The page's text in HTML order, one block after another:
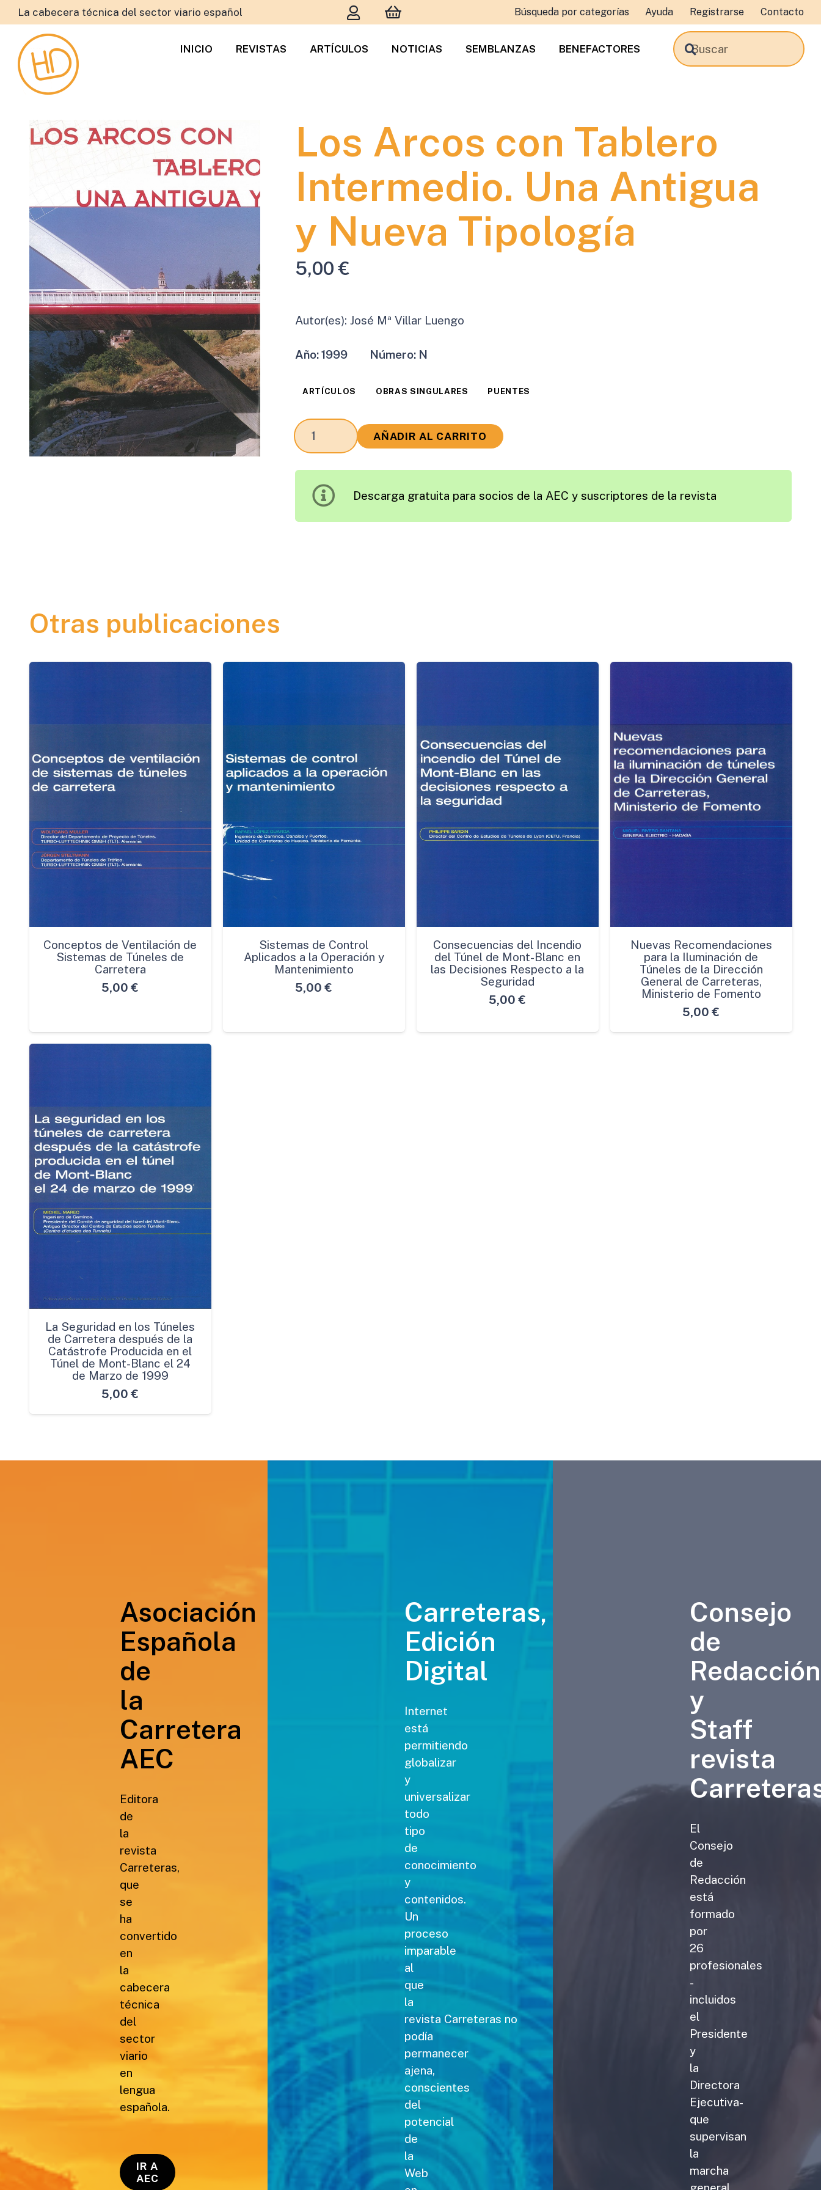
La cabecera técnica del sector viario español Búsqueda por categorías Ayuda Registrarse Contacto
INICIO REVISTAS ARTÍCULOS NOTICIAS SEMBLANZAS BENEFACTORES
Los Arcos con Tablero
Intermedio. Una Antigua
y Nueva Tipología
5,00€
Autor(es): José Mª Villar Luengo
Año:1999 Número: N
ARTÍCULOS OBRAS SINGULARES PUENTES
Los
Arcos
Intermedio.
AÑADIR AL CARRITO
Descarga gratuita para socios de la AEC y suscriptores de la revista
Otras publicaciones
Conceptos de Ventilación de
Sistemas de Túneles de
Carretera
5,00 €
Sistemas de Control
Aplicados a la Operación y
Mantenimiento
5,00 €
Consecuencias del Incendio
del Túnel de Mont-Blanc en
las Decisiones Respecto a la
Seguridad
5,00 €
Nuevas Recomendaciones
para la Iluminación de
Túneles de la Dirección
General de Carreteras,
Ministerio de Fomento
5,00 €
La Seguridad en los Túneles
de Carretera después de la
Catástrofe Producida en el
Túnel de Mont-Blanc el 24
de Marzo de 1999
5,00 €
Asociación
Española
de
la
Carretera
AEC
Editora
de
la
revista
Carreteras,
que
se
ha
convertido
en
la
cabecera
técnica
del
sector
viario
en
lengua
española.
IR A
AEC
Carreteras,
Edición
Digital
Internet
está
permitiendo
globalizar
y
universalizar
todo
tipo
de
conocimiento
y
contenidos.
Un
proceso
imparable
al
que
la
revista Carreteras no
podía
permanecer
ajena,
conscientes
del
potencial
de
la
Web
Consejo
de
Redacción
y
Staff
revista
El
Consejo
de
Redacción
está
formado
por
26
profesionales
-
incluidos
el
Presidente
y
la
Directora
Ejecutiva-
que
supervisan
la
marcha